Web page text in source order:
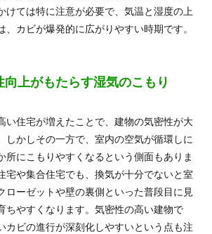
けては特に注意が必要で、気温と湿度の上
、カビが爆発的に広がりやすい時期です。
上がもたらす湿気のこもり
い住宅が増えたことで、建物の気密性が大
しかしその一方で、室内の空気が循環しに
所にこもりやすくなるという側面もありま
宅や集合住宅でも、換気が十分でないと室
ローゼットや壁の裏側といった普段目に見
ちやすくなります。気密性の高い建物で
カビの進行が深刻化しやすいという点も注